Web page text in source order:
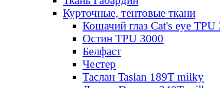
Курточные, тентовые ткани
Кошачий глаз Cat's eye TPU
Остин TPU 3000
Белфаст
Честер
Таслан Taslan 189T milky